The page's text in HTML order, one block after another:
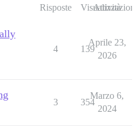
Risposte Visualizzazioni
Attività
4 139
Aprile 23,
2026
3 354
Marzo 6,
2024